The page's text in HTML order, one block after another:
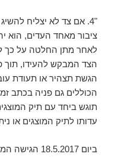
"4. אם צד לא יצליח
ציבור מאחד העדים, הוא
לאחר מתן החלטה על כך
הצד המבקש להעידו, תוך
הגשת תצהיר או תעודת
הכוללים גם פניה בכתב
תוגש ביחד עם תיק
עדותו לתיק המוצגים או
ביום